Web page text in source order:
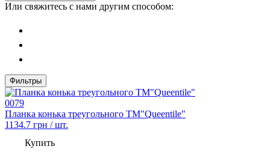
Или свяжитесь с нами другим способом:
Фильтры
0079
Планка конька треугольного TM"Queentile"
1134.7 грн / шт.
Купить